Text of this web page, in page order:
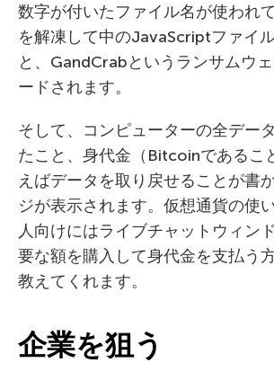
数字が付いたファイル名が使われ
を解凍して中のJavaScriptファイ
と、GandCrabというランサムウ
ードされます。
そして、コンピューターの全デー
たこと、身代金（Bitcoinであるこ
えばデータを取り戻せることが書
ジが表示されます。仮想通貨の使
人向けにはライブチャットウィン
要な額を購入して身代金を支払う
教えてくれます。
企業を狙う